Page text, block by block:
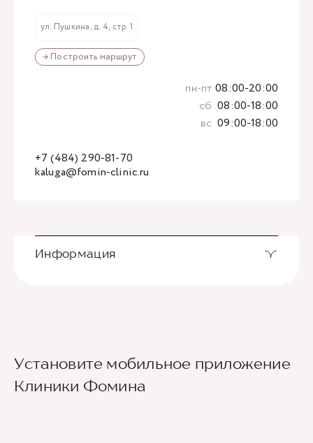
ул. Пушкина, д. 4, стр. 1
→ Построить маршрут
kaluga@fomin-clinic.ru
+7 (484) 290-81-70
пн-пт 08:00-20:00
сб 08:00-18:00
вс 09:00-18:00
Информация
Ведущие врачи региона
Установите мобильное приложение
Клиники Фомина